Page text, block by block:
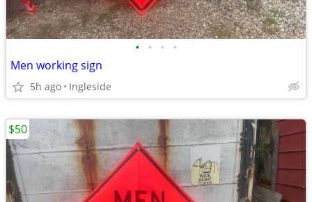
• • • •
Men working sign
5h ago Ingleside
$50